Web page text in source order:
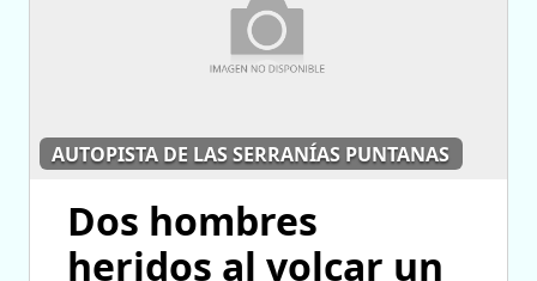
AUTOPISTA DE LAS SERRANÍAS PUNTANAS
Dos hombres
heridos al volcar un